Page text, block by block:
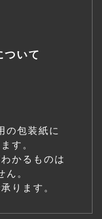
ついて
の包装紙に
す。
かるものは
。
ります。